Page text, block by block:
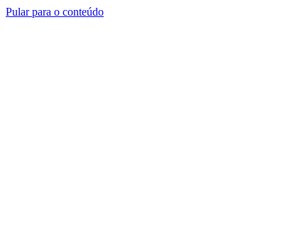
Pular para o conteúdo